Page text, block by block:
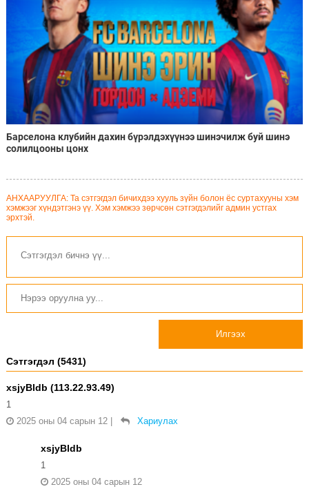
Барселона клубийн дахин бүрэлдэхүүнээ шинэчилж буй шинэ
солилцооны цонх
АНХААРУУЛГА: Та сэтгэгдэл бичихдээ хууль зүйн болон ёс суртахууны хэм
хэмжээг хүндэтгэнэ үү. Хэм хэмжээ зөрчсөн сэтгэгдэлийг админ устгах
эрхтэй.
Илгээх
Сэтгэгдэл (5431)
xsjyBldb (113.22.93.49)
1
2025 оны 04 сарын 12
Хариулах
xsjyBldb
1
2025 оны 04 сарын 12